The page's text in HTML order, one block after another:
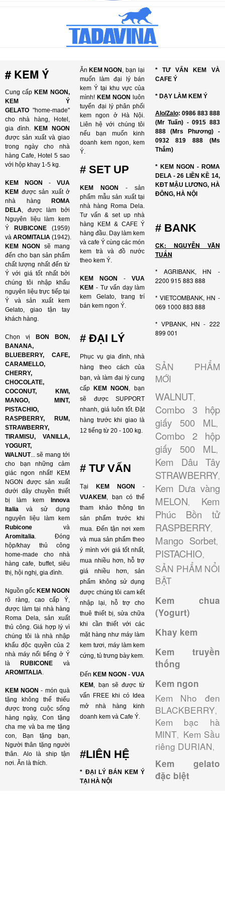
# KEM Ý
Cung cấp KEM NGON,
KEM Ý
GELATO "home-made"
cho nhà hàng, Hotel,
gia đình.
KEM NGON
được sản xuất và giao
trong ngày cho nhà
hàng Cafe, Hotel 5 sao
với hộp khay 1-5 kg.
KEM NGON - VUA
KEM được sản xuất ở
nhà hàng
ROMA
DELA, được làm bởi
Nguyên liệu làm kem
Ý
RUBICONE (1959)
và AROMITALIA (1942).
KEM NGON
sẽ mang
đến cho bạn sản phẩm
chất lượng nhất đến từ
Ý với giá tốt nhất bởi
chúng tôi nhập khẩu
nguyên liệu trực tiếp tại
Ý và sản xuất kem
Gelato, giao tận tay
khách hàng.
Chọn vị
BON BON,
BANANA,
BLUEBERRY, CAFE,
CARAMELLO,
CHERRY,
CHOCOLATE,
COCONUT, KIWI,
MANGO, MINT,
PISTACHIO,
RASPBERRY, RUM,
STRAWBERRY,
TIRAMISU, VANILLA,
YOGURT,
WALNUT... sẽ mang tới
cho bạn những cảm
giác ngon nhất! KEM
NGON được sản xuất
dưới dây chuyền thiết
bị làm kem
Innova
Italia và sử dụng
nguyên liệu làm kem
Rubicone và
Aromitalia. Đóng
hộp/khay thủ công
home-made cho nhà
hàng cafe, buffet, siêu
thị, hội nghị, gia đình.
Nguồn gốc KEM NGON
rõ ràng, cao cấp Ý,
được làm tại nhà hàng
Roma Dela, sản xuất
thủ công. Giá hợp lý vì
chúng tôi là nhà nhập
khẩu độc quyền của 2
nhà máy nổi tiếng ở Ý
là
RUBICONE và
AROMITALIA.
KEM NGON - món quà
tặng không thể thiếu
được trong cuộc sống
hàng ngày, Con tặng
cha mẹ và ba mẹ tặng
con, Bạn tặng bạn,
Người thân tặng người
thân. Alo là ship tận
nơi. Ăn là thích.
Ăn KEM NGON , bạn lại
muốn làm đại lý bán
kem Ý tại khu vực của
mình! KEM NGON
luôn
tuyển đại lý phân phối
kem ngon ở Hà Nội.
Liên hệ với chúng tôi
nếu bạn muốn kinh
doanh kem ngon, kem
Ý.
# SET UP
KEM NGON
- sản
phẩm mẫu sản xuất tại
nhà hàng Roma Dela.
Tư vấn & set up nhà
hàng KEM & CAFE Ý
hàng đầu. Dạy làm kem
và cafe Ý cùng các món
kem trà và đồ nước
theo kem Ý.
KEM NGON-VUA
KEM - Tư vấn dạy làm
kem Gelato, trang trí
bán kem ngon Ý.
# ĐẠI LÝ
Phục vụ gia đình, nhà
hàng theo cách của
bạn, và làm đại lý cung
cấp
KEM NGON , bạn
sẽ được SUPPORT
nhanh, giá luôn tốt. Đặt
hàng trước khi giao là
12 tiếng từ 20 - 100 kg.
# TƯ VẤN
Tại KEM NGON
-
VUAKEM , bạn có thể
tham khảo thông tin
sản phẩm trước khi
mua. Đến tận nơi xem
và mua sản phẩm theo
ý mình với giá tốt nhất,
mua nhiều hơn, hỗ trợ
giá nhiều hơn, sản
phẩm không sử dụng
được chúng tôi cam kết
nhập lại, hỗ trợ cho
thuê thiết bị, sửa chữa
khi cần thiết với các
mặt hàng như máy làm
kem tươi, máy làm kem
cứng, tủ trưng bày kem.
Đến KEM NGON - VUA
KEM , bạn sẽ được từ
vấn FREE khi có Idea
mở nhà hàng kinh
doanh kem và Cafe Ý.
#LIÊN HỆ
* ĐẠI LÝ BÁN KEM Ý
TẠI HÀ NỘI
* TƯ VẤN KEM VÀ
CAFE Ý
* DẠY LÀM KEM Ý
Alo/Zalo: 0986 883 888
(Mr Tuấn) - 0915 883
888 (Mrs Phương) -
0932 819 888 (Ms
Thắm)
* KEM NGON - ROMA
DELA - 26 LIỀN KỀ 14,
KĐT MẬU LƯƠNG, HÀ
ĐÔNG, HÀ NỘI
# BANK
CK: NGUYỄN VĂN
TUẤN
* AGRIBANK, HN -
2200 915 883 888
* VIETCOMBANK, HN -
069 1000 883 888
* VPBANK, HN - 222
899 001
SẢN PHẨM
MỚI
WALNUT,
Combo 3 hộp
giấy 500 ML,
Combo 2 hộp
giấy 500 ML,
Kem Dâu Tây
STRAWBERRY,
Kem Dưa vàng
MELON, Kem
Phúc Bồn tử
RASPBERRY,
Mango Sorbet,
PISTACHIO,
SẢN PHẨM NỔI
BẬT
Kem chua
(Yogurt)
Khay kem
Kem truyền
thống
Kem ngon
Kem Nho đen
BLACKBERRY,
Kem bạc hà
MINT, Kem Sầu
riêng DURIAN,
Kem gelato
đặc biệt